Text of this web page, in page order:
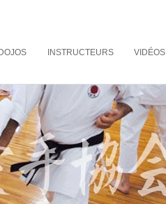
INSTRUCTEURS VIDÉOS